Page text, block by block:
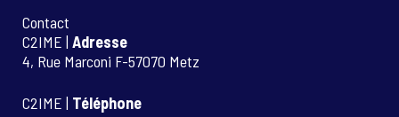
Contact
C2IME | Adresse
4, Rue Marconi F-57070 Metz
C2IME | Téléphone